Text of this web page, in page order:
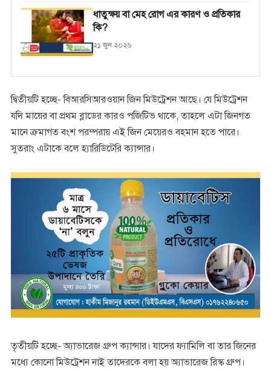
ধাতুক্ষয় বা মেহ রোগ এর কারণ ও প্রতিকার
কি?
২১ জুন ২০২৬
দ্বিতীয়টি হচ্ছে- বিআরসিআরওয়ান জিন মিউট্রেশন আছে। যে মিউট্রেশন
যদি মায়ের বা প্রথম ব্লাডের কারও পজিটিভ থাকে, তাহলে এটা জিনগত
মানে ক্রমাগত বংশ পরম্পরায় এই জিন মেয়েরও বহমান হতে পারে।
সুতরাং এটাকে বলে হ্যারিডিটেরি ক্যান্সার।
তৃতীয়টি হচ্ছে- অ্যাভারেজ গ্রুপ ক্যান্সার। যাদের ফ্যামিলি বা তার জিনের
মধ্যে কোনো মিউট্রেশন নাই তাদেরকে বলা হয় অ্যাভারেজ রিস্ক গ্রুপ।